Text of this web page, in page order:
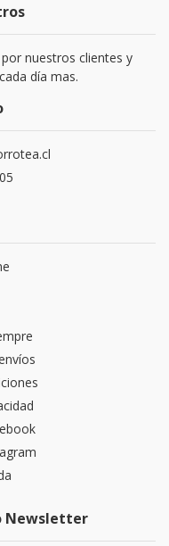
nuestros clientes y
día mas.
Newsletter